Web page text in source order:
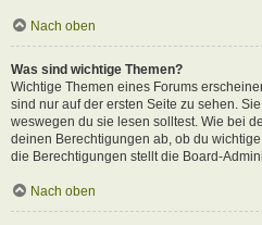
Nach oben
Was sind wichtige Themen?
Wichtige Themen eines Forums
sind nur auf der ersten Seite zu sehen.
weswegen du sie lesen solltest. Wie bei
deinen Berechtigungen ab, ob du
die Berechtigungen stellt die Board-
Nach oben